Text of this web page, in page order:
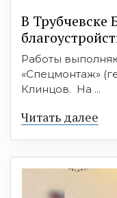
В Трубчевске
Работы
«Спецмонтаж»
Клинцов. На ...
Читать далее